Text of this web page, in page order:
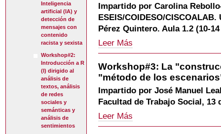
Inteligencia
artificial (IA) y
detección de
mensajes con
contenido
racista y sexista
Workshop#2:
Introducción a R
(I) dirigido al
análisis de
textos, análisis
de redes
sociales y
semánticas y
análisis de
sentimientos
mensajes
con
contenido
y
sexista
Impartido por Carolina
ESEIS/COIDESO/
Pérez Quintero. Aula 1.2 (10-
Workshop#2:
Introducción
R
(I)
al
análisis
de
textos,
Leer Más
Workshop#3: La
"método de los
Impartido por José Manuel
Facultad de Trabajo Social, 13
Workshop#3:
La
Leer Más